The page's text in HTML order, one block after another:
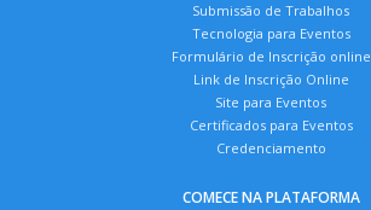
Submissão de Trabalhos
Tecnologia para Eventos
Formulário de Inscrição online
Link de Inscrição Online
Site para Eventos
Certificados para Eventos
Credenciamento
COMECE NA PLATAFORMA